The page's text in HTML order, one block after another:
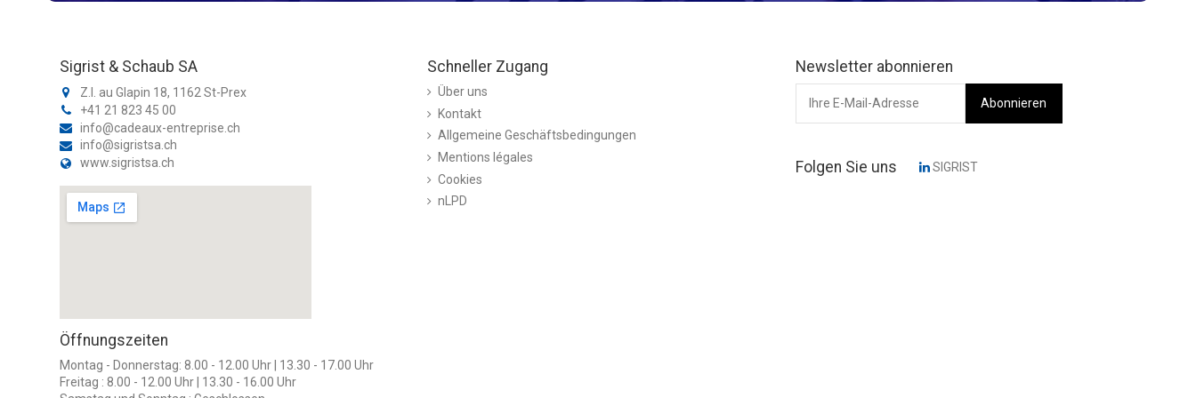
Sigrist & Schaub SA
Z.I. au Glapin 18, 1162 St-Prex
+41 21 823 45 00
info@cadeaux-entreprise.ch
info@sigristsa.ch
www.sigristsa.ch
Öffnungszeiten
Montag - Donnerstag: 8.00 - 12.00 Uhr | 13.30 - 17.00 Uhr
Freitag : 8.00 - 12.00 Uhr | 13.30 - 16.00 Uhr
Schneller Zugang
Über uns
Kontakt
Allgemeine Geschäftsbedingungen
Mentions légales
Cookies
nLPD
Newsletter abonnieren
Folgen Sie uns SIGRIST